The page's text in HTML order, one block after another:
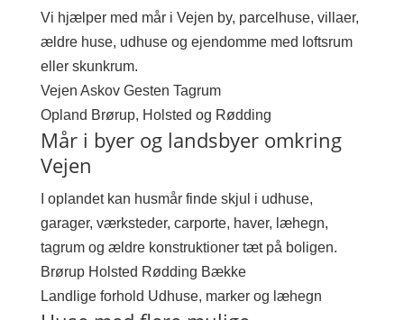
Vi hjælper med mår i Vejen by, parcelhuse, villaer,
ældre huse, udhuse og ejendomme med loftsrum
eller skunkrum.
Vejen Askov Gesten Tagrum
Opland Brørup, Holsted og Rødding
Mår i byer og landsbyer omkring
Vejen
I oplandet kan husmår finde skjul i udhuse,
garager, værksteder, carporte, haver, læhegn,
tagrum og ældre konstruktioner tæt på boligen.
Brørup Holsted Rødding Bække
Landlige forhold Udhuse, marker og læhegn